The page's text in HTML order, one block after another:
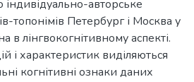
індивідуально-авторське
топонімів Петербург і Москва у
в лінгвокогнітивному аспекті.
і характеристик виділяються
когнітивні ознаки даних